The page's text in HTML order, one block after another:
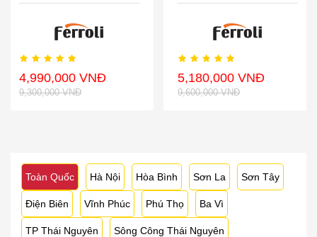
4,990,000 VNĐ
9,300,000 VNĐ
5,180,000 VNĐ
9,600,000 VNĐ
Toàn Quốc Hà Nội Hòa Bình Sơn La Sơn Tây
Điện Biên Vĩnh Phúc Phú Thọ Ba Vì
TP Thái Nguyên Sông Công Thái Nguyên